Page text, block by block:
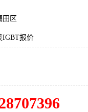
田区
IGBT报价